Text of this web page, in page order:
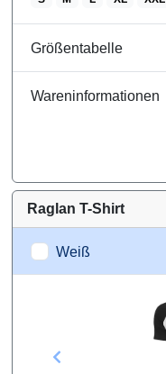
Größentabelle
Wareninformationen
Raglan T-Shirt
Weiß